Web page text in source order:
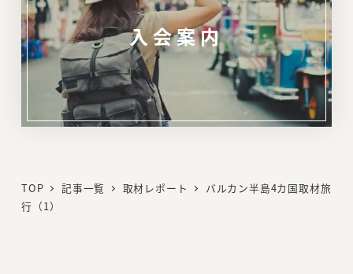
入会案内
TOP 記事一覧 取材レポート
バルカン半島4カ国取材旅
行（1）